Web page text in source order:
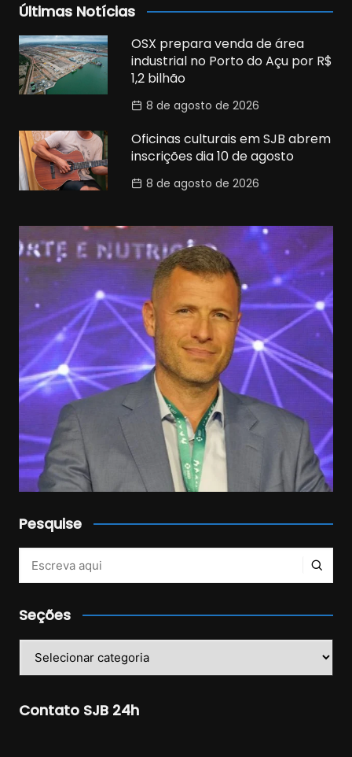
Últimas Notícias
OSX prepara venda de área
industrial no Porto do Açu por R$
1,2 bilhão
8 de agosto de 2026
Oficinas culturais em SJB abrem
inscrições dia 10 de agosto
8 de agosto de 2026
Pesquise
Seções
Contato SJB 24h